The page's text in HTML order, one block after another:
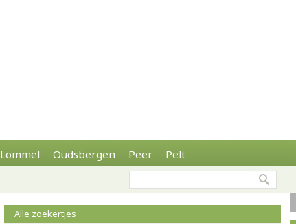
Lommel Oudsbergen Peer Pelt
Alle zoekertjes